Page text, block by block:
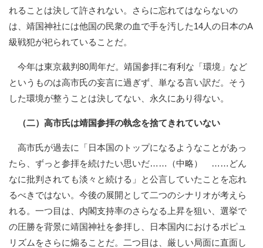
れることは決して許されない。さらに忘れてはならないの
は、靖国神社には他国の民衆の血で手を汚した14人の日本のA
級戦犯が祀られていることだ。
今年は東京裁判80周年だ。靖国参拝に有利な「環境」など
というものは高市氏の妄言に過ぎず、単なる言い訳だ。そう
した環境が整うことは決してない、永久にあり得ない。
（二）高市氏は靖国参拝の執念を捨てきれていない
高市氏が過去に「日本国のトップになるようなことがあっ
たら、ずっと参拝を続けたい思いだ……（中略） ……どん
なに批判されても淡々と続ける」と公言していたことを忘れ
るべきではない。今後の展開として二つのシナリオが考えら
れる。一つ目は、内閣支持率のさらなる上昇を狙い、選挙で
の圧勝を背景に靖国神社を参拝し、日本国内におけるポピュ
リズムをさらに煽ることだ。二つ目は、厳しい局面に直面し